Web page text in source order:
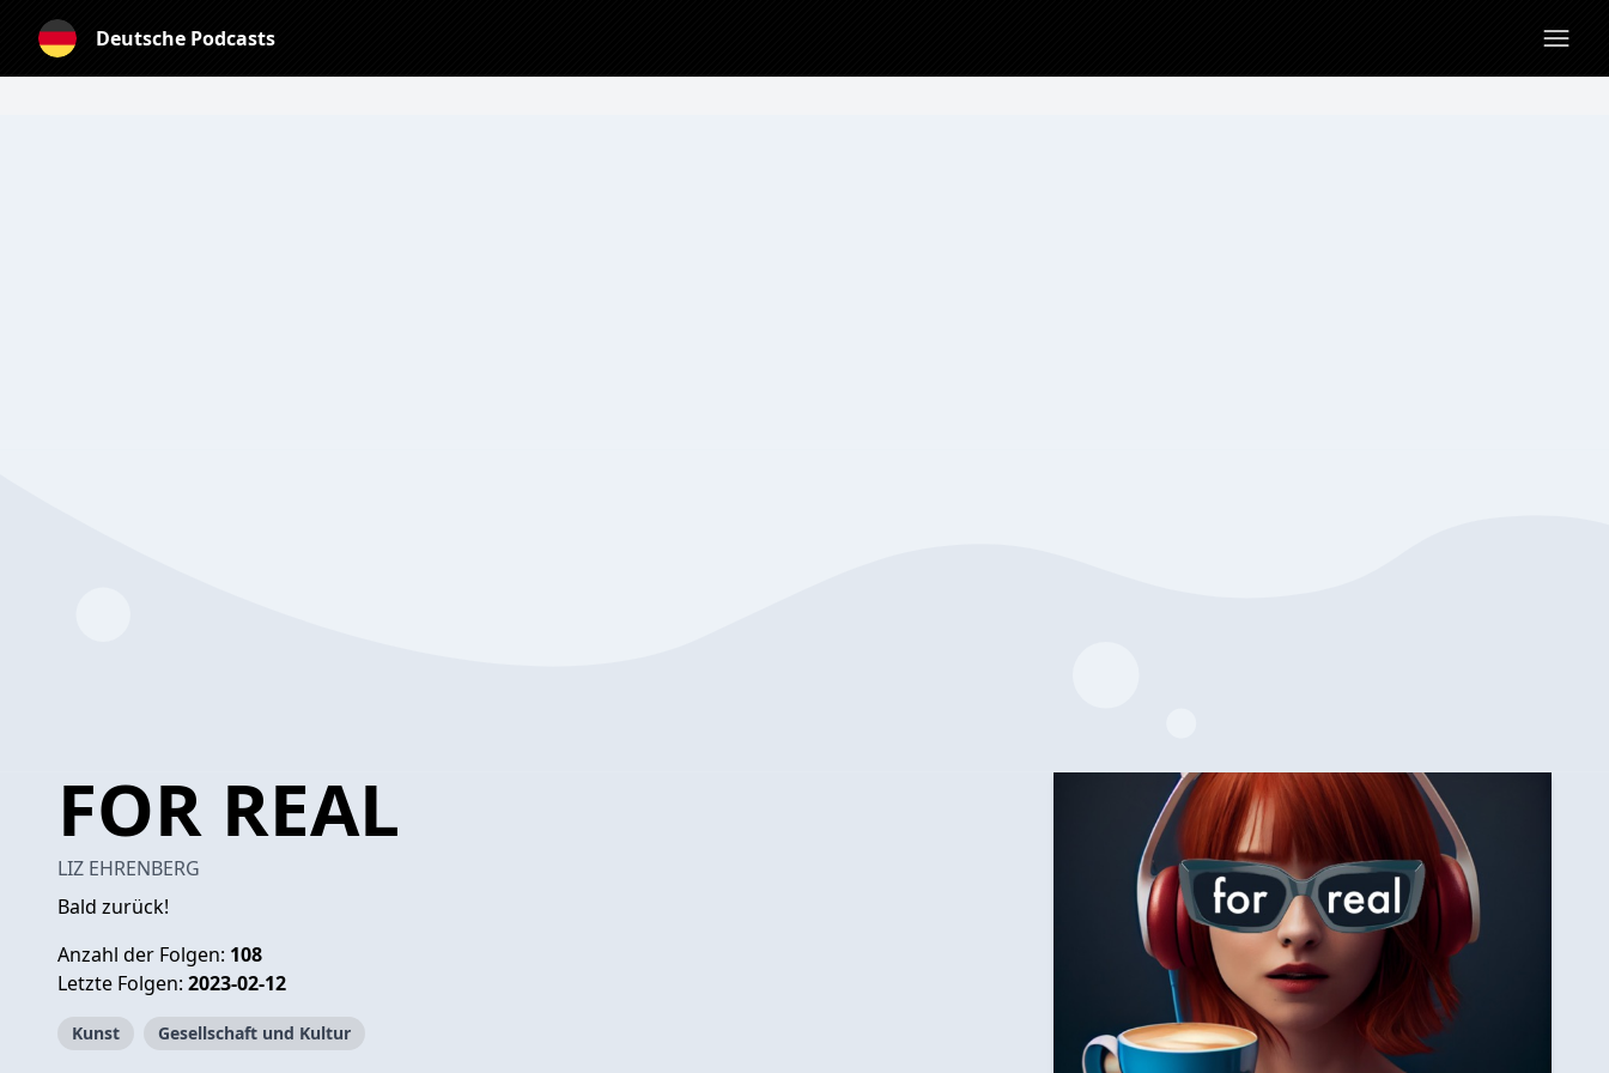
Deutsche Podcasts
FOR REAL
LIZ EHRENBERG
Bald zurück!
Anzahl der Folgen: 108
Letzte Folgen: 2023-02-12
Kunst Gesellschaft und Kultur